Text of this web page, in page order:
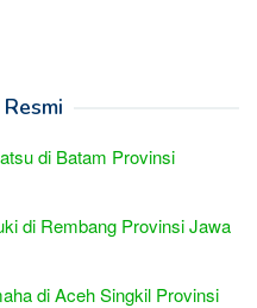
di Batam Provinsi
di Rembang Provinsi Jawa
di Aceh Singkil Provinsi